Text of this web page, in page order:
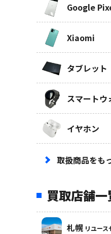
Google
Xiaomi
タブレット
スマートウ
イヤホン
取扱商品をも
買取店舗一
札幌 リユース